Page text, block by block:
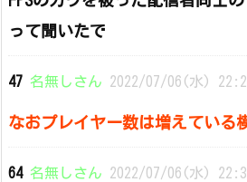
って聞いたで
47 名無しさん 2022/07/06(水)
なおプレイヤー数は増えている
64 名無しさん 2022/07/06(水)